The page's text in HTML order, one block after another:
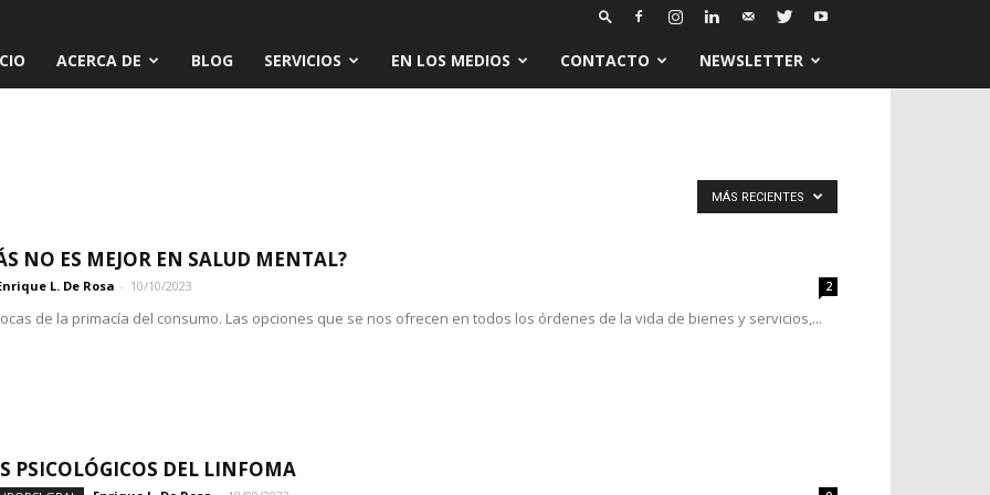
ACERCA DE BLOG SERVICIOS EN LOS MEDIOS CONTACTO NEWSLETTER
MÁS RECIENTES
NO ES MEJOR EN SALUD MENTAL?
L. De Rosa - 10/10/2023 2
de la primacía del consumo. Las opciones que se nos ofrecen en todos los órdenes de la vida de bienes y servicios,...
PSICOLÓGICOS DEL LINFOMA